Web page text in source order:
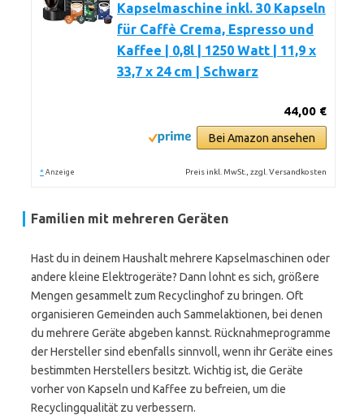
Kapselmaschine inkl. 30 Kapseln
für Caffè Crema, Espresso und
Kaffee | 0,8l | 1250 Watt | 11,9 x
33,7 x 24 cm | Schwarz
44,00 €
Bei Amazon ansehen
* Anzeige Preis inkl. MwSt., zzgl. Versandkosten
Familien mit mehreren Geräten
Hast du in deinem Haushalt mehrere Kapselmaschinen oder
andere kleine Elektrogeräte? Dann lohnt es sich, größere
Mengen gesammelt zum Recyclinghof zu bringen. Oft
organisieren Gemeinden auch Sammelaktionen, bei denen
du mehrere Geräte abgeben kannst. Rücknahmeprogramme
der Hersteller sind ebenfalls sinnvoll, wenn ihr Geräte eines
bestimmten Herstellers besitzt. Wichtig ist, die Geräte
vorher von Kapseln und Kaffee zu befreien, um die
Recyclingqualität zu verbessern.